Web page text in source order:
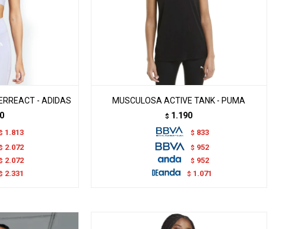
- ADIDAS
1.813
2.072
2.072
2.331
MUSCULOSA ACTIVE TANK - PUMA
$ 1.190
$ 833
$ 952
$ 952
$ 1.071